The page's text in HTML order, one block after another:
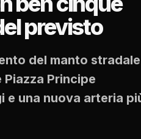
previsto
del manto stradale
Piazza Principe
e una nuova arteria